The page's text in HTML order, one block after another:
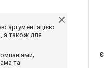
аргументацією
а також для
та